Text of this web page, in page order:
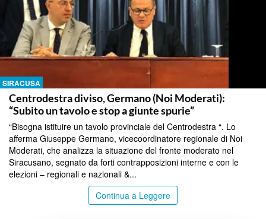
SIRACUSA
Centrodestra diviso, Germano (Noi Moderati):
“Subito un tavolo e stop a giunte spurie”
“Bisogna istituire un tavolo provinciale del Centrodestra “. Lo
afferma Giuseppe Germano, vicecoordinatore regionale di Noi
Moderati, che analizza la situazione del fronte moderato nel
Siracusano, segnato da forti contrapposizioni interne e con le
elezioni – regionali e nazionali &...
Continua a Leggere